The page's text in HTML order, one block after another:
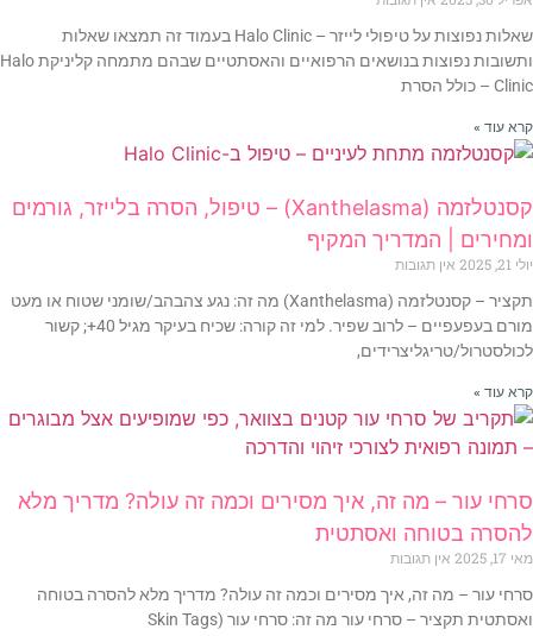
שאלות נפוצות על טיפולי לייזר – Halo Clinic בעמוד זה תמצאו שאלות
ותשובות נפוצות בנושאים הרפואיים והאסתטיים שבהם מתמחה קליניקת Halo
Clinic – כולל הסרת
קרא עוד »
קסנטלזמה (Xanthelasma) – טיפול, הסרה בלייזר, גורמים
ומחירים | המדריך המקיף
יולי 21, 2025
אין תגובות
תקציר – קסנטלזמה (Xanthelasma) מה זה: נגע צהבהב/שומני שטוח או מעט
מורם בעפעפיים – לרוב שפיר. למי זה קורה: שכיח בעיקר מגיל 40+; קשור
לכולסטרול/טריגליצרידים,
קרא עוד »
סרחי עור – מה זה, איך מסירים וכמה זה עולה? מדריך מלא
להסרה בטוחה ואסתטית
מאי 17, 2025
אין תגובות
סרחי עור – מה זה, איך מסירים וכמה זה עולה? מדריך מלא להסרה בטוחה
ואסתטית תקציר – סרחי עור מה זה: סרחי עור (Skin Tags